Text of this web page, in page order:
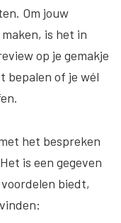
Om jouw
is het in
op je gemakje
bepalen of je wél
het bespreken
is een gegeven
biedt,